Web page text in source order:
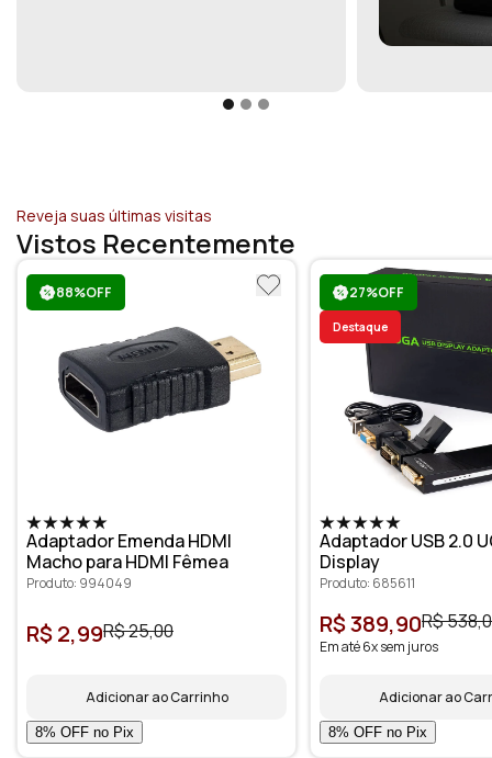
Reveja suas últimas visitas
Vistos Recentemente
88%OFF
Adaptador Emenda HDMI
Macho para HDMI Fêmea
Produto: 994049
R$ 2,99R$ 25,00
Adicionar ao Carrinho
27%OFF
Destaque
Adaptador USB 2.0
Display
Produto: 685611
R$ 389,90R$
Em até 6x sem juros
Adicionar ao